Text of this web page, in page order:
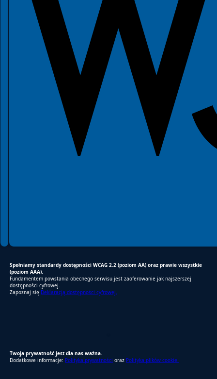
Spełniamy standardy dostępności WCAG 2.2 (poziom AA) oraz prawie wszystkie
(poziom AAA).
Fundamentem powstania obecnego serwisu jest zaoferowanie jak najszerszej
dostępności cyfrowej.
Zapoznaj się Deklaracją dostępności cyfrowej.
Twoja prywatność jest dla nas ważna.
Dodatkowe informacje: Polityka prywatności oraz Polityka plików cookie.